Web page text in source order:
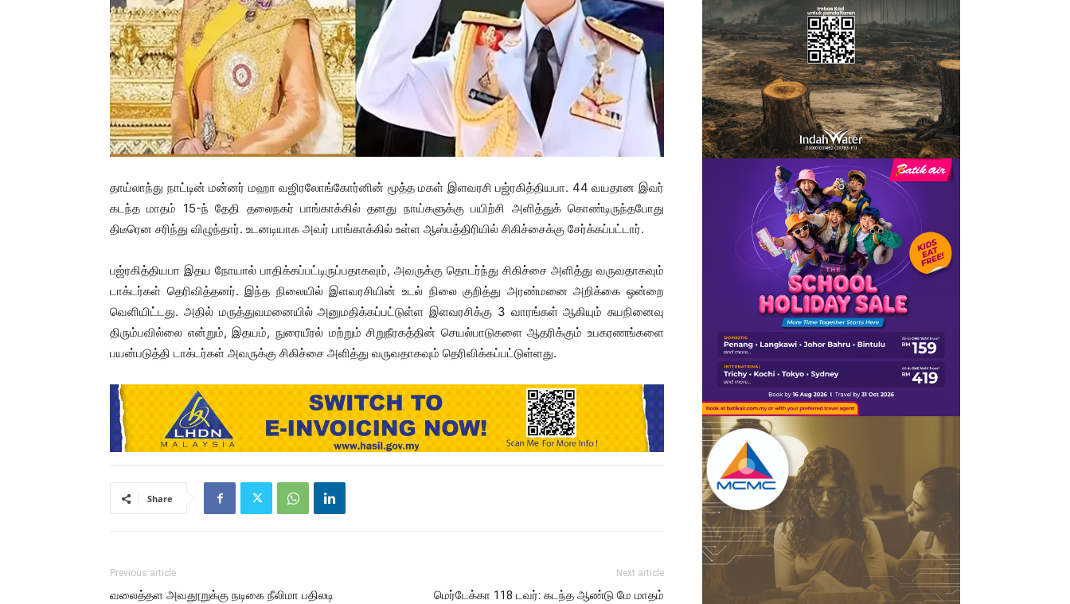
தாய்லாந்து நாட்டின் மன்னர் மஹா வஜிரலோங்கோர்னின் மூத்த மகள் இளவரசி பஜ்ரகித்தியபா. 44 வயதான இவர்
கடந்த மாதம் 15-ந் தேதி தலைநகர் பாங்காக்கில் தனது நாய்களுக்கு பயிற்சி அளித்துக் கொண்டிருந்தபோது
திடீரென சரிந்து விழுந்தார். உடனடியாக அவர் பாங்காக்கில் உள்ள ஆஸ்பத்திரியில் சிகிச்சைக்கு சேர்க்கப்பட்டார்.
பஜ்ரகித்தியபா இதய நோயால் பாதிக்கப்பட்டிருப்பதாகவும், அவருக்கு தொடர்ந்து சிகிச்சை அளித்து வருவதாகவும்
டாக்டர்கள் தெரிவித்தனர். இந்த நிலையில் இளவரசியின் உடல் நிலை குறித்து அரண்மனை அறிக்கை ஒன்றை
வெளியிட்டது. அதில் மருத்துவமனையில் அனுமதிக்கப்பட்டுள்ள இளவரசிக்கு 3 வாரங்கள் ஆகியும் சுயநினைவு
திரும்பவில்லை என்றும், இதயம், நுரையீரல் மற்றும் சிறுநீரகத்தின் செயல்பாடுகளை ஆதரிக்கும் உபகரணங்களை
பயன்படுத்தி டாக்டர்கள் அவருக்கு சிகிச்சை அளித்து வருவதாகவும் தெரிவிக்கப்பட்டுள்ளது.
Share
Previous article
வலைத்தள அவதூறுக்கு நடிகை நீலிமா பதிலடி
Next article
மெர்டேக்கா 118 டவர்: கடந்த ஆண்டு மே மாதம்